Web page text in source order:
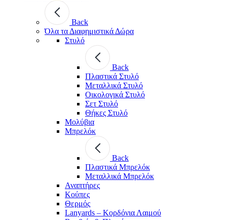
Back
Όλα τα Διαφημιστικά Δώρα
Στυλό
Back
Πλαστικά Στυλό
Μεταλλικά Στυλό
Οικολογικά Στυλό
Σετ Στυλό
Θήκες Στυλό
Μολύβια
Μπρελόκ
Back
Πλαστικά Μπρελόκ
Μεταλλικά Μπρελόκ
Αναπτήρες
Κούπες
Θερμός
Lanyards – Kορδόνια Λαιμού